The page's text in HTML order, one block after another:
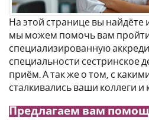
На этой странице вы
мы можем помочь вам
специализированную
специальности сестринское
приём. А так же о том, с
сталкивались ваши коллеги
Предлагаем вам